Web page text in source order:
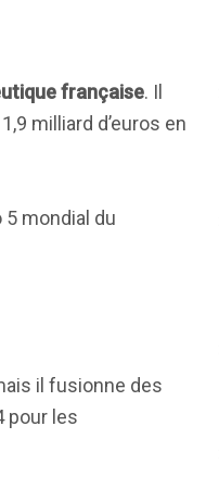
française. Il
milliard d’euros en
mondial du
il fusionne des
pour les